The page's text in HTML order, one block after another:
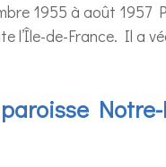
1955 à août 1957
l’Île-de-France. Il a